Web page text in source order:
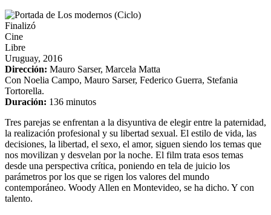
Finalizó
Cine
Libre
Uruguay, 2016
Dirección: Mauro Sarser, Marcela Matta
Con Noelia Campo, Mauro Sarser, Federico Guerra, Stefania
Tortorella.
Duración: 136 minutos
Tres parejas se enfrentan a la disyuntiva de elegir entre la paternidad,
la realización profesional y su libertad sexual. El estilo de vida, las
decisiones, la libertad, el sexo, el amor, siguen siendo los temas que
nos movilizan y desvelan por la noche. El film trata esos temas
desde una perspectiva crítica, poniendo en tela de juicio los
parámetros por los que se rigen los valores del mundo
contemporáneo. Woody Allen en Montevideo, se ha dicho. Y con
talento.